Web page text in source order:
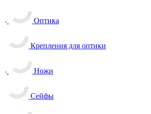
Оптика
Крепления для оптики
Ножи
Сейфы